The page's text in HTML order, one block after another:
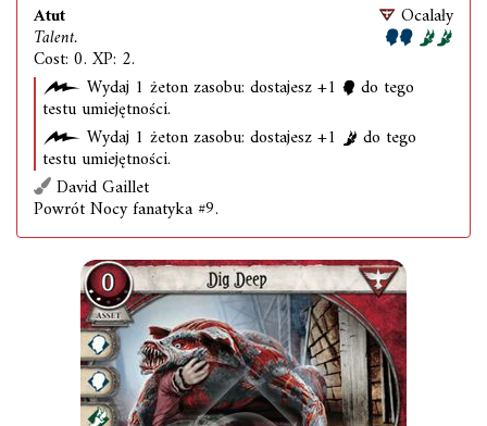
Atut
Talent.
Cost: 0. XP: 2.
Ocalały
Wydaj 1 żeton zasobu: dostajesz +1 do tego
testu umiejętności.
Wydaj 1 żeton zasobu: dostajesz +1
do tego
testu umiejętności.
David Gaillet
Powrót Nocy fanatyka #9.